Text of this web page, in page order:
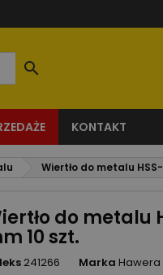

KONTAKT
Wiertło do metalu
do metalu
10 szt.
241266 Marka Hawera